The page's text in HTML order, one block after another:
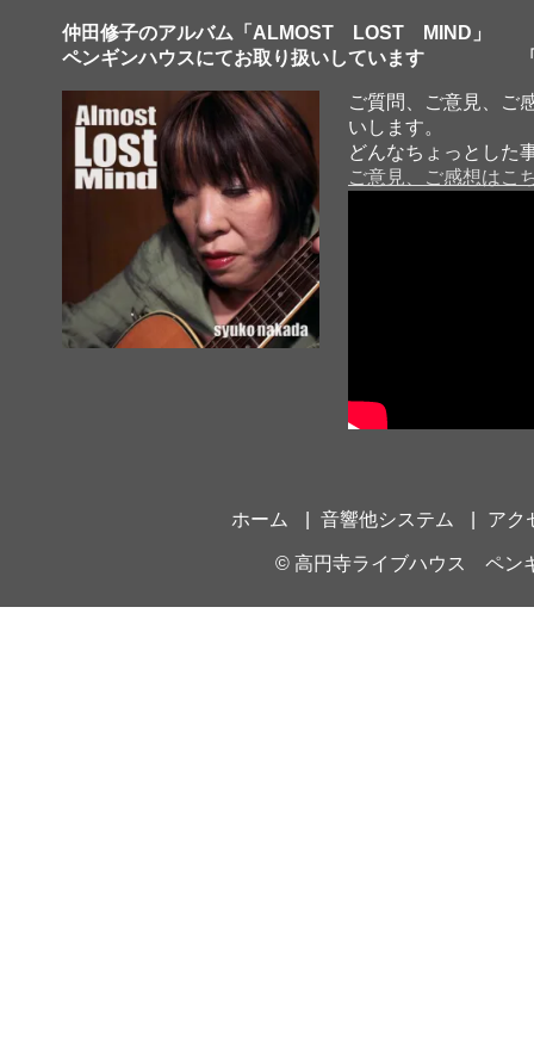
仲田修子のアルバム「ALMOST LOST MIND」
ペンギンハウスにてお取り扱いしています 「
ご質問、ご意見、ご
いします。
どんなちょっとした
ご意見、ご感想はこ
ホーム 音響他システム アク
© 高円寺ライブハウス ペン